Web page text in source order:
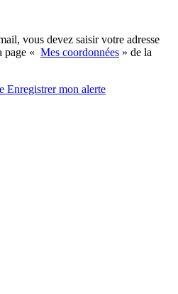
vous devez saisir votre adresse
page « Mes coordonnées » de la
Enregistrermon alerte